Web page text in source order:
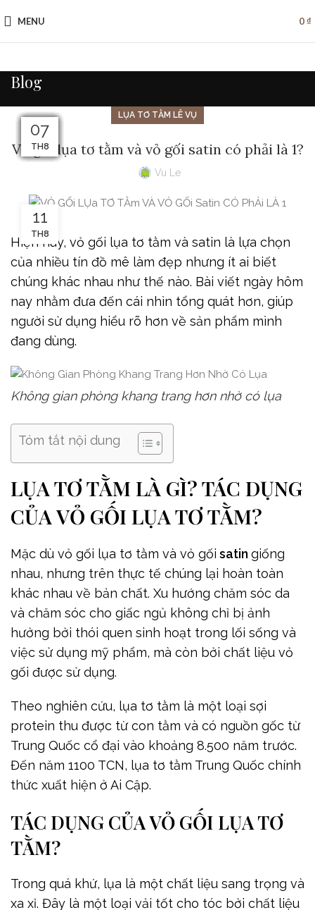
MENU 0₫
Blog
LỤA TƠ TẰM LÊ VỤ
Vỏ gối lụa tơ tằm và vỏ gối satin có phải là 1?
Vu Le
11
TH8
Hiện nay, vỏ gối lụa tơ tằm và satin là lựa chọn
của nhiều tín đồ mê làm đẹp nhưng ít ai biết
chúng khác nhau như thế nào. Bài viết ngày hôm
nay nhằm đưa đến cái nhìn tổng quát hơn, giúp
người sử dụng hiểu rõ hơn về sản phẩm mình
đang dùng.
Không gian phòng khang trang hơn nhờ có lụa
Tóm tắt nội dung
LỤA TƠ TẰM LÀ GÌ? TÁC DỤNG
CỦA VỎ GỐI LỤA TƠ TẰM?
Mặc dù vỏ gối lụa tơ tằm và vỏ gối satin giống
nhau, nhưng trên thực tế chúng lại hoàn toàn
khác nhau về bản chất. Xu hướng chăm sóc da
và chăm sóc cho giấc ngủ không chỉ bị ảnh
hưởng bởi thói quen sinh hoạt trong lối sống và
việc sử dụng mỹ phẩm, mà còn bởi chất liệu vỏ
gối được sử dụng.
Theo nghiên cứu, lụa tơ tằm là một loại sợi
protein thu được từ con tằm và có nguồn gốc từ
Trung Quốc cổ đại vào khoảng 8.500 năm trước.
Đến năm 1100 TCN, lụa tơ tằm Trung Quốc chính
thức xuất hiện ở Ai Cập.
TÁC DỤNG CỦA VỎ GỐI LỤA TƠ
TẰM?
Trong quá khứ, lụa là một chất liệu sang trọng và
xa xỉ. Đây là một loại vải tốt cho tóc bởi chất liệu
24
TH10
23
TH10
14
TH10
15
TH8
14
TH8
13
TH8
12
TH8
11
TH8
10
TH8
09
TH8
08
TH8
07
TH8